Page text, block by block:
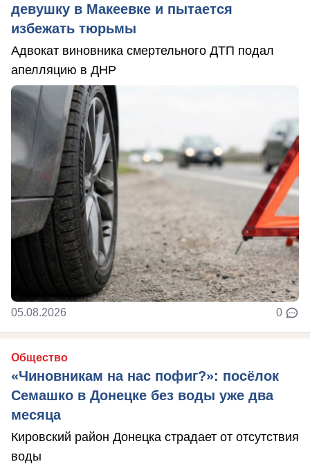
девушку в Макеевке и пытается
избежать тюрьмы
Адвокат виновника смертельного ДТП подал
апелляцию в ДНР
05.08.2026 0
Общество
«Чиновникам на нас пофиг?»: посёлок
Семашко в Донецке без воды уже два
месяца
Кировский район Донецка страдает от отсутствия
воды